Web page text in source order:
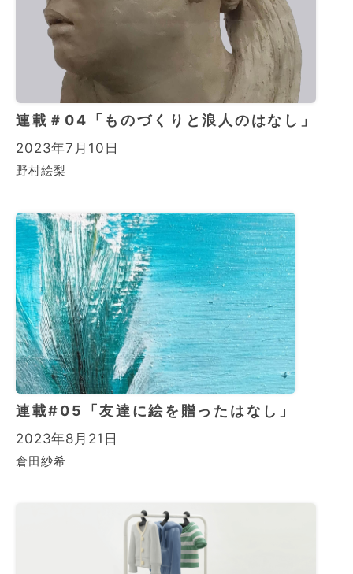
連載＃04「ものづくりと浪人のはなし」
2023年7月10日
野村絵梨
連載#05「友達に絵を贈ったはなし」
2023年8月21日
倉田紗希